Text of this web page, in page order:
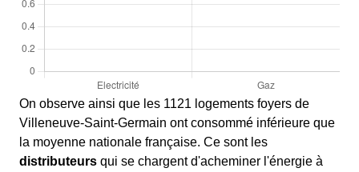
On observe ainsi que les 1121 logements foyers de
Villeneuve-Saint-Germain ont consommé inférieure que
la moyenne nationale française. Ce sont les
distributeurs qui se chargent d'acheminer l'énergie à